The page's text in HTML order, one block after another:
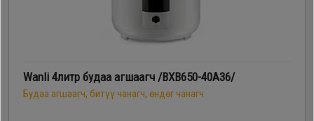
Wanli 4литр будаа агшаагч /BXB650-40A36/
Будаа агшаагч, битүү чанагч, өндөг чанагч